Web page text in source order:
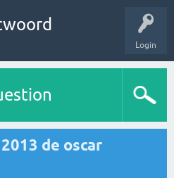
Login
de oscar